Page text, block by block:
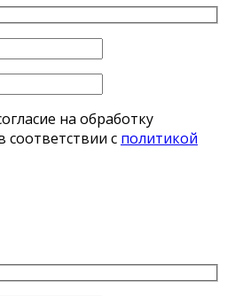
на обработку
соответствии с политикой